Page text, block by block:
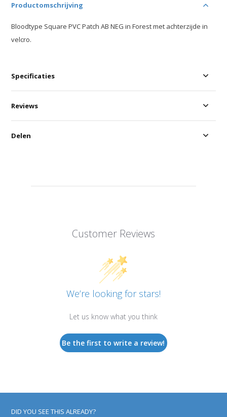
Productomschrijving
Bloodtype Square PVC Patch AB NEG in Forest met achterzijde in
velcro.
Specificaties
Customer Reviews
We’re looking for stars!
Let us know what you think
Be the first to write a review!
Reviews
Delen
DID YOU SEE THIS ALREADY?